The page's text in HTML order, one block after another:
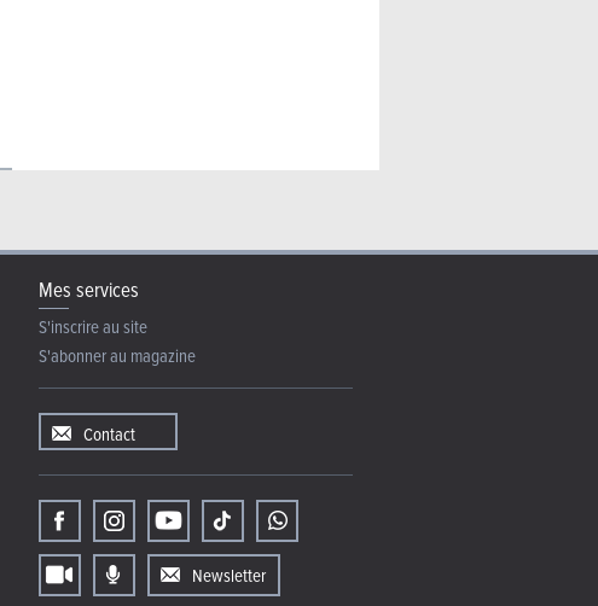
Mes services
S'inscrire au site
S'abonner au magazine
Contact
Newsletter